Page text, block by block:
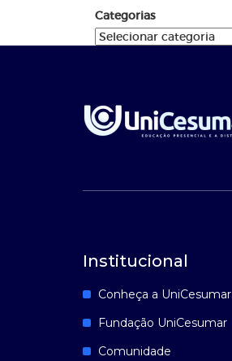
Categorias
Institucional
Conheça a UniCesumar
Fundação UniCesumar
Comunidade